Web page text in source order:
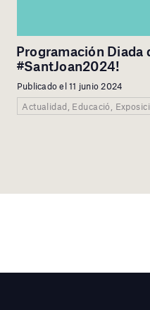
Programación Diada
#SantJoan2024!
Publicado el 11 junio 2024
Actualidad, Educació,